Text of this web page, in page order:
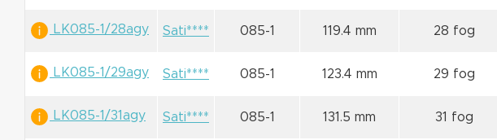
LK085-1/28agy Sati**** 085-1 119.4 mm 28 fog
LK085-1/29agy Sati**** 085-1 123.4 mm 29 fog
LK085-1/31agy Sati**** 085-1 131.5 mm 31 fog